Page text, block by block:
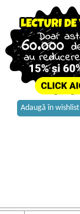
Adaugă în wishlist